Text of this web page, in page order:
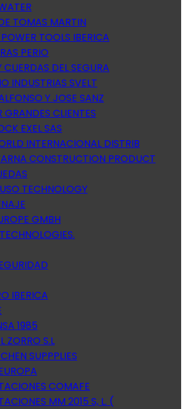
TOMAS MARTIN
TOOLS IBERICA
PERIO
CUERDAS DEL SEGURA
INDUSTRIAS SVELT
Y JOSE SANZ
GRANDES CLIENTES
EXEL SAS
INTERNACIONAL DISTRIB
CONSTRUCTION PRODUCT
TECHNOLOGY
GMBH
IBERICA
1985
ZORRO S.L
SUPPPLIES
COMAFE
MM 2015 S, L. (